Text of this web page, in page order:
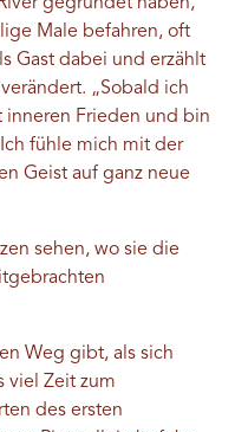
Male befahren, oft
Gast dabei und erzählt
„Sobald ich
inneren Frieden und bin
fühle mich mit der
Geist auf ganz neue
sehen, wo sie die
Weg gibt, als sich
viel Zeit zum
des ersten